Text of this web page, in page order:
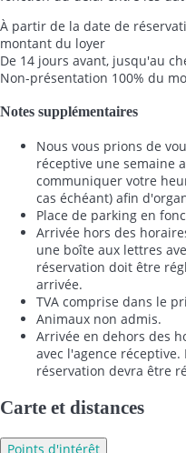
À partir de la date de
montant du loyer
De 14 jours avant, jusqu'au
Non-présentation 100% du
Notes supplémentaires
Nous vous prions de
réceptive une semaine
communiquer votre
cas échéant) afin
Place de parking en
Arrivée hors des
une boîte aux lettres
réservation doit être
arrivée.
TVA comprise dans le
Animaux non admis.
Arrivée en dehors des
avec l'agence
réservation devra être
Carte et distances
Points d'intérêt